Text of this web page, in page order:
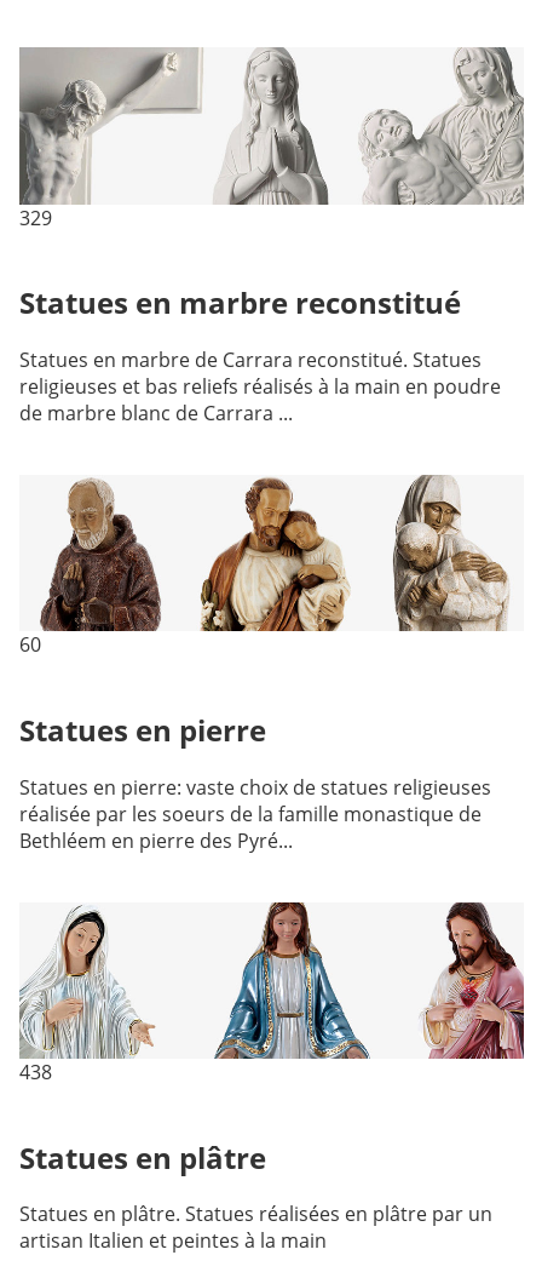
329
Statues en marbre reconstitué
Statues en marbre de Carrara reconstitué. Statues
religieuses et bas reliefs réalisés à la main en poudre
de marbre blanc de Carrara ...
60
Statues en pierre
Statues en pierre: vaste choix de statues religieuses
réalisée par les soeurs de la famille monastique de
Bethléem en pierre des Pyré...
438
Statues en plâtre
Statues en plâtre. Statues réalisées en plâtre par un
artisan Italien et peintes à la main